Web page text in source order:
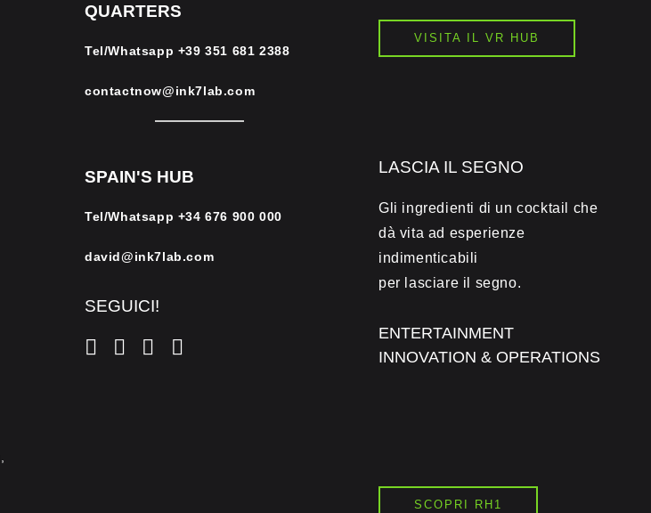
QUARTERS
Tel/Whatsapp +39 351 681 2388
contactnow@ink7lab.com
SPAIN'S HUB
Tel/Whatsapp +34 676 900 000
david@ink7lab.com
SEGUICI!
VISITA IL VR HUB
LASCIA IL SEGNO
Gli ingredienti di un cocktail che
dà vita ad esperienze
indimenticabili
per lasciare il segno.
ENTERTAINMENT
INNOVATION & OPERATIONS
SCOPRI RH1